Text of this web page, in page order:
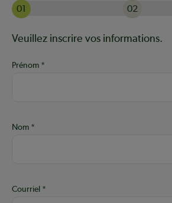
01 02
Aide :
Veuillez inscrire vos informations.
Prénom
Nom
Courriel